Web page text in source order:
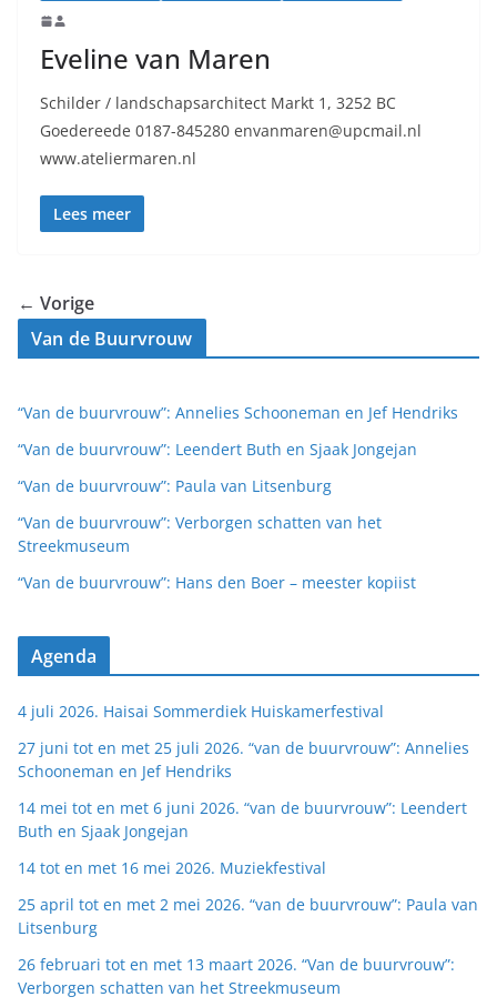
Eveline van Maren
Schilder / landschapsarchitect Markt 1, 3252 BC
Goedereede 0187-845280 envanmaren@upcmail.nl
www.ateliermaren.nl
Lees meer
← Vorige
Van de Buurvrouw
“Van de buurvrouw”: Annelies Schooneman en Jef Hendriks
“Van de buurvrouw”: Leendert Buth en Sjaak Jongejan
“Van de buurvrouw”: Paula van Litsenburg
“Van de buurvrouw”: Verborgen schatten van het
Streekmuseum
“Van de buurvrouw”: Hans den Boer – meester kopiist
Agenda
4 juli 2026. Haisai Sommerdiek Huiskamerfestival
27 juni tot en met 25 juli 2026. “van de buurvrouw”: Annelies
Schooneman en Jef Hendriks
14 mei tot en met 6 juni 2026. “van de buurvrouw”: Leendert
Buth en Sjaak Jongejan
14 tot en met 16 mei 2026. Muziekfestival
25 april tot en met 2 mei 2026. “van de buurvrouw”: Paula van
Litsenburg
26 februari tot en met 13 maart 2026. “Van de buurvrouw”:
Verborgen schatten van het Streekmuseum